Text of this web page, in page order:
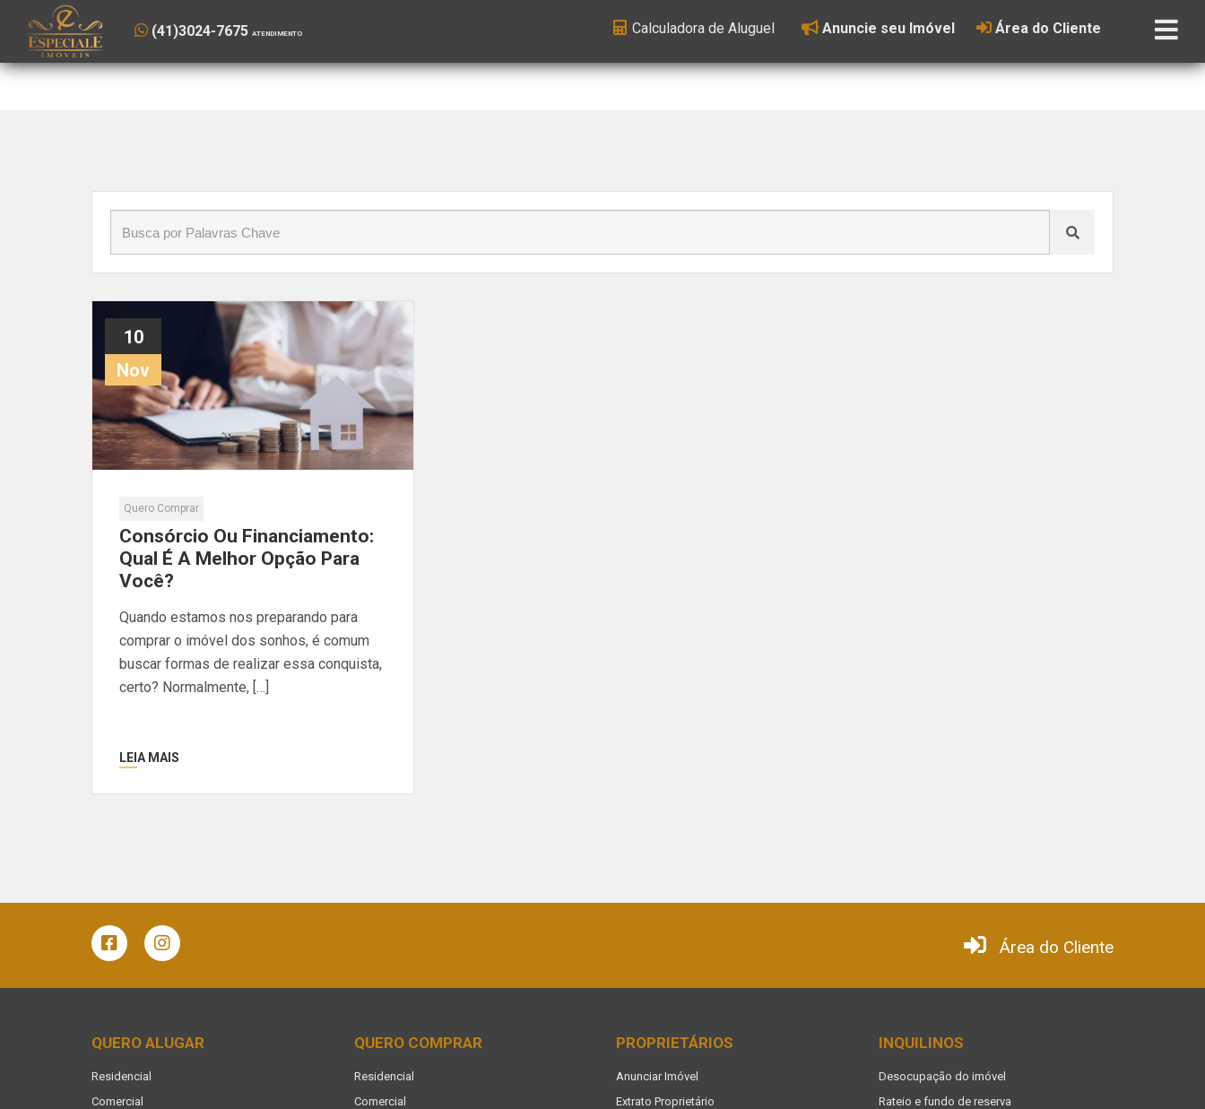
(41) 3024-7675
Calculadora de Aluguel Anuncie seu Imóvel Área do Cliente
Início Blog»consórcio
10
Nov
Quero Comprar
Consórcio Ou Financiamento:
Qual É A Melhor Opção Para
Você?
Quando estamos nos preparando para
comprar o imóvel dos sonhos, é comum
buscar formas de realizar essa conquista,
certo? Normalmente, […]
LEIA MAIS
Área do Cliente
QUERO ALUGAR
Residencial
Comercial
QUERO COMPRAR
Residencial
Comercial
PROPRIETÁRIOS
Anunciar Imóvel
Extrato Proprietário
INQUILINOS
Desocupação do imóvel
Rateio e fundo de reserva